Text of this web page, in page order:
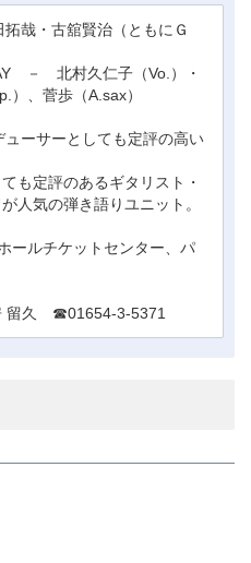
・古舘賢治（ともにＧ
北村久仁子（Vo.）・
）、菅歩（A.sax）
ューサーとしても定評の高い
も定評のあるギタリスト・
人気の弾き語りユニット。
ルチケットセンター、パ
留久 ☎01654-3-5371